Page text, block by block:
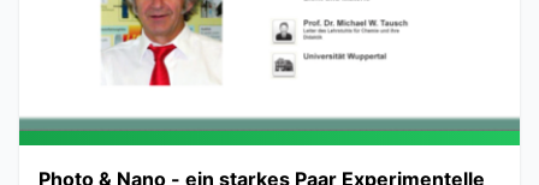
Photo & Nano - ein starkes Paar Experimentelle